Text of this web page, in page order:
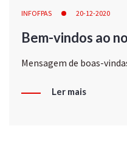
INFOFPAS 20-12-2020
Bem-vindos ao
Mensagem de boas-
Ler mais